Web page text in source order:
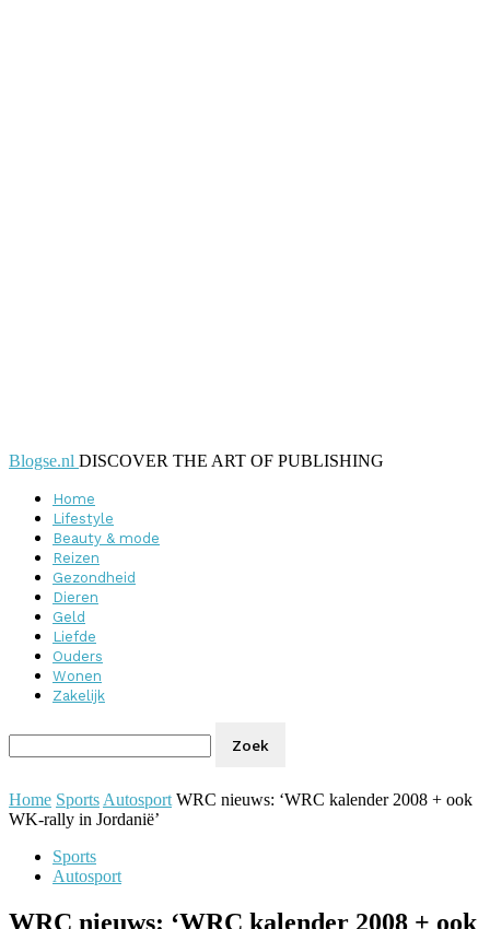
Blogse.nl DISCOVER THE ART OF PUBLISHING
Home
Lifestyle
Beauty & mode
Reizen
Gezondheid
Dieren
Geld
Liefde
Ouders
Wonen
Zakelijk
Home Sports Autosport WRC nieuws: ‘WRC kalender 2008 + ook
WK-rally in Jordanië’
Sports
Autosport
WRC nieuws: ‘WRC kalender 2008 + ook